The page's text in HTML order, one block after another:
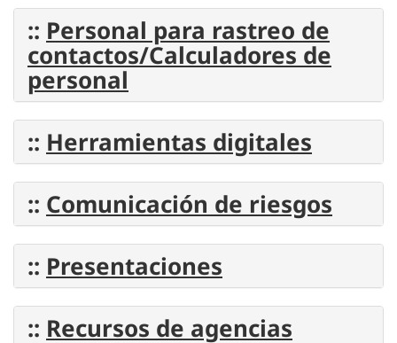
:: Personal para rastreo de
contactos/Calculadores de
personal
:: Herramientas digitales
:: Comunicación de riesgos
:: Presentaciones
:: Recursos de agencias